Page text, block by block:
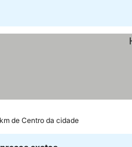
de Centro da cidade